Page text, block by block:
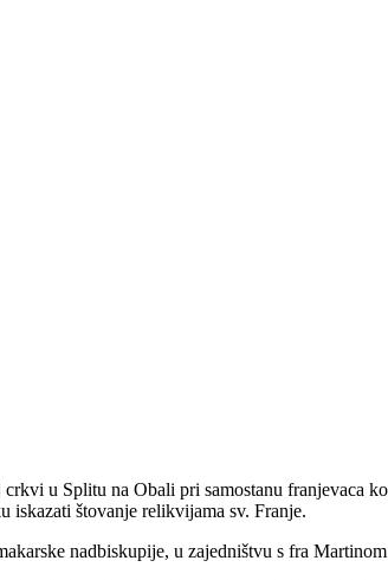
u Splitu na Obali pri samostanu franjevaca
iskazati štovanje relikvijama sv. Franje.
nadbiskupije, u zajedništvu s fra